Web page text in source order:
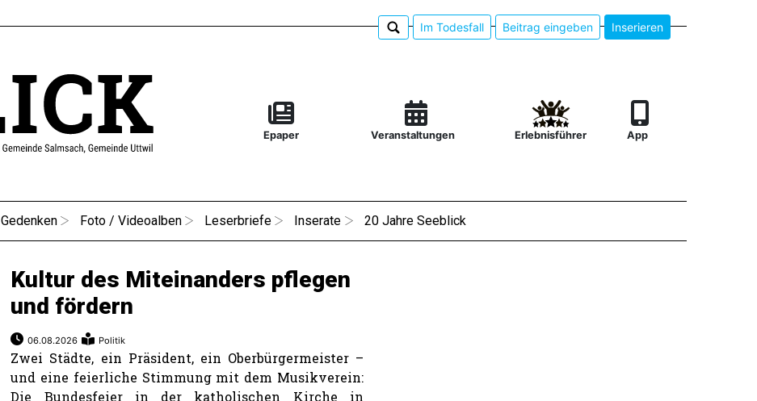
Im Todesfall Beitrag eingeben Inserieren
Epaper Veranstaltungen Erlebnisführer App
Gedenken Foto / Videoalben Leserbriefe Inserate 20 Jahre Seeblick
Kultur des Miteinanders pflegen
und fördern
06.08.2026 Politik
Zwei Städte, ein Präsident, ein Oberbürgermeister –
und eine feierliche Stimmung mit dem Musikverein:
Die Bundesfeier in der katholischen Kirche in